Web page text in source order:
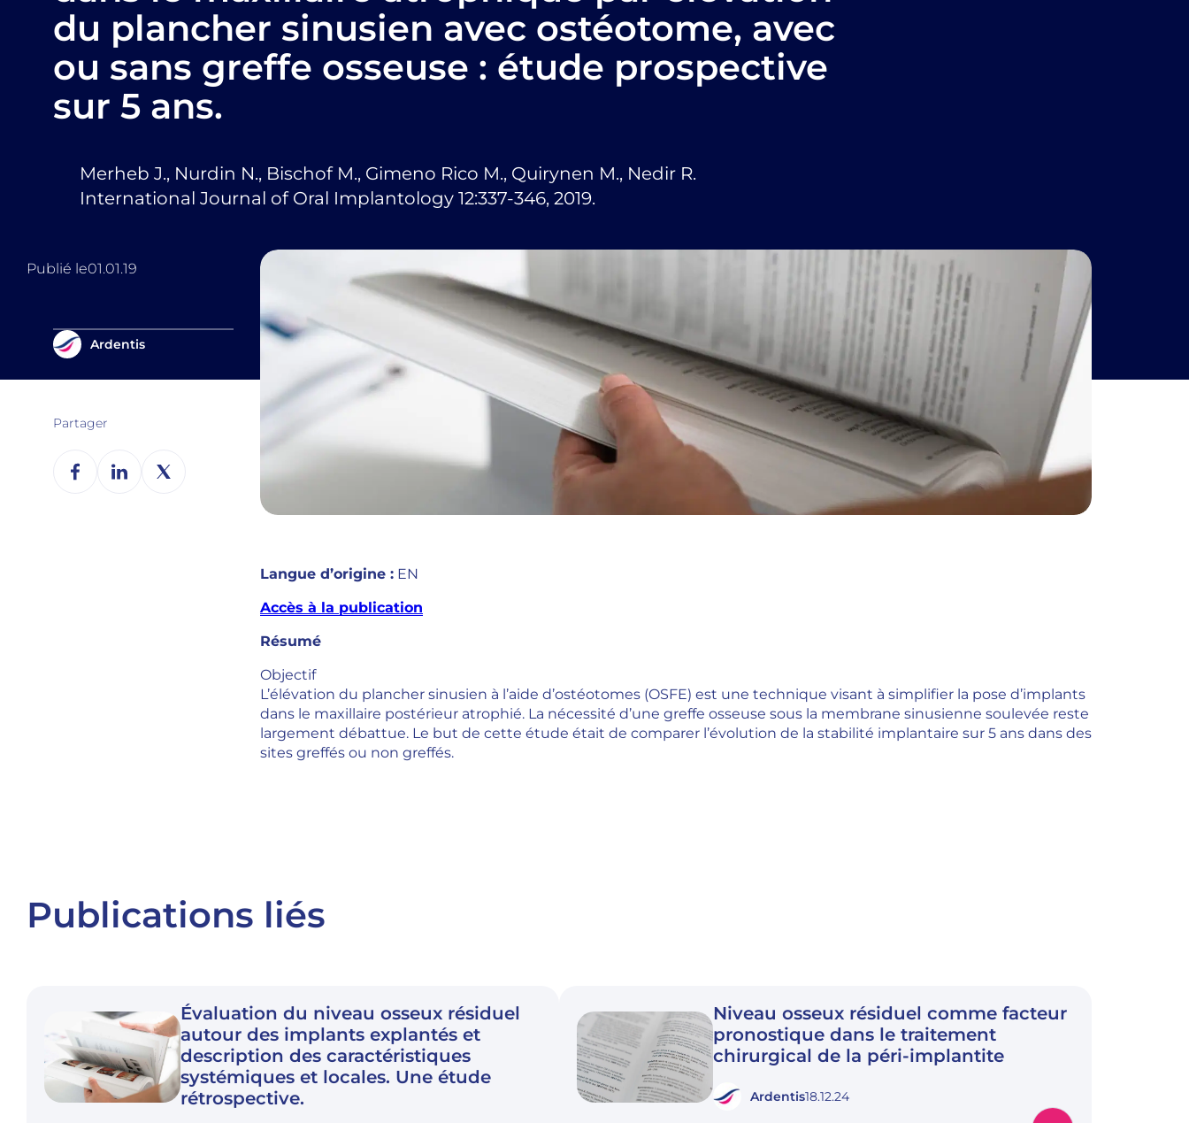
du plancher sinusien avec ostéotome, avec
ou sans greffe osseuse : étude prospective
sur 5 ans.
Merheb J., Nurdin N., Bischof M., Gimeno Rico M., Quirynen M., Nedir R.
International Journal of Oral Implantology 12:337-346, 2019.
Publié le01.01.19
Ardentis
Partager
Langue d’origine : EN
Accès à la publication
Résumé
Objectif
L’élévation du plancher sinusien à l’aide d’ostéotomes (OSFE) est une technique visant à simplifier la pose d’implants
dans le maxillaire postérieur atrophié. La nécessité d’une greffe osseuse sous la membrane sinusienne soulevée reste
largement débattue. Le but de cette étude était de comparer l’évolution de la stabilité implantaire sur 5 ans dans des
sites greffés ou non greffés.
Publications liés
Évaluation du niveau osseux résiduel
autour des implants explantés et
description des caractéristiques
systémiques et locales. Une étude
rétrospective.
Niveau osseux résiduel comme facteur
pronostique dans le traitement
chirurgical de la péri-implantite
Ardentis18.12.24